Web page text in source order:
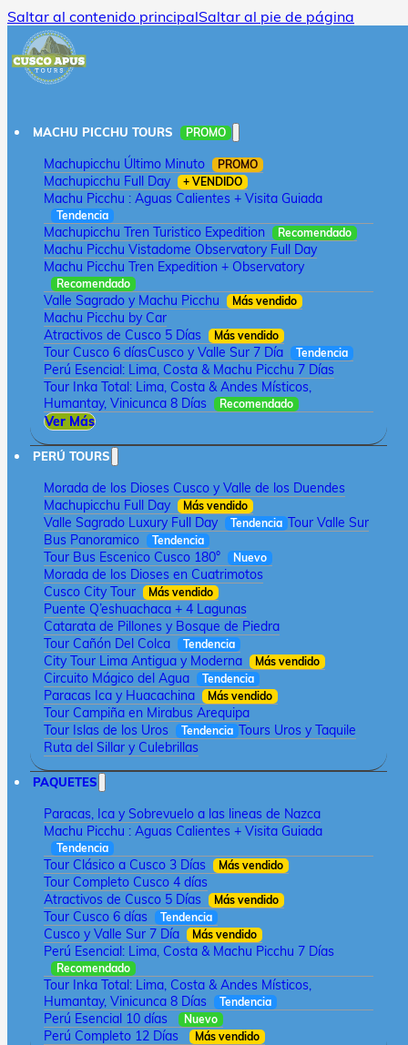
Saltar al contenido principalSaltar al pie de página
MACHU PICCHU TOURS PROMO
Machupicchu Último Minuto PROMO
Machupicchu Full Day + VENDIDO
Machu Picchu : Aguas Calientes + Visita Guiada
Tendencia
Machupicchu Tren Turistico Expedition Recomendado
Machu Picchu Vistadome Observatory Full Day
Machu Picchu Tren Expedition + Observatory
Recomendado
Valle Sagrado y Machu Picchu Más vendido
Machu Picchu by Car
Atractivos de Cusco 5 Días
Más vendido
Tour Cusco 6 díasCusco y Valle Sur 7 Día Tendencia
Perú Esencial: Lima, Costa & Machu Picchu 7 Días
Tour Inka Total: Lima, Costa & Andes Místicos,
Humantay, Vinicunca 8 Días
Recomendado
Ver Más
PERÚ TOURS
Morada de los Dioses Cusco y Valle de los Duendes
Machupicchu Full Day
Más vendido
Valle Sagrado Luxury Full Day Tendencia Tour Valle Sur
Bus Panoramico
Tendencia
Tour Bus Escenico Cusco 180° Nuevo
Morada de los Dioses en Cuatrimotos
Cusco City Tour
Más vendido
Puente Q’eshuachaca + 4 Lagunas
Catarata de Pillones y Bosque de Piedra
Tour Cañón Del Colca
Tendencia
City Tour Lima Antigua y Moderna Más vendido
Circuito Mágico del Agua Tendencia
Paracas Ica y Huacachina Más vendido
Tour Campiña en Mirabus Arequipa
Tour Islas de los Uros
Tendencia Tours Uros y Taquile
Ruta del Sillar y Culebrillas
PAQUETES
Paracas, Ica y Sobrevuelo a las lineas de Nazca
Machu Picchu : Aguas Calientes + Visita Guiada
Tendencia
Tour Clásico a Cusco 3 Días Más vendido
Tour Completo Cusco 4 días
Atractivos de Cusco 5 Días
Más vendido
Tour Cusco 6 días Tendencia
Cusco y Valle Sur 7 Día Más vendido
Perú Esencial: Lima, Costa & Machu Picchu 7 Días
Recomendado
Tour Inka Total: Lima, Costa & Andes Místicos,
Humantay, Vinicunca 8 Días
Tendencia
Perú Esencial 10 días Nuevo
Perú Completo 12 Días Más vendido